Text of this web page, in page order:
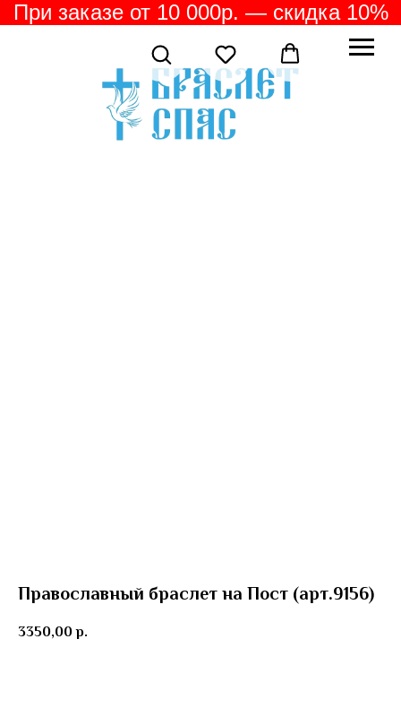
При заказе от 10 000р. — скидка 10%
Православный браслет на Пост (арт.9156)
3350,00 р.